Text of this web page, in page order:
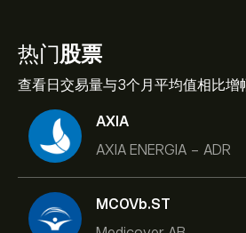
热门股票
查看日交易量与3个月平均值相比增
AXIA
AXIA ENERGIA - ADR
MCOVb.ST